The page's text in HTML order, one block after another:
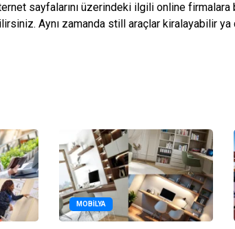
sayfalarını üzerindeki ilgili online
Aynı zamanda still araçlar kiralayabilir ya
MOBILYA